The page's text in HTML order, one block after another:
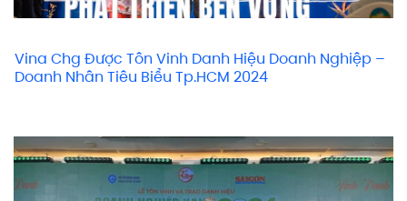
Vina Chg Được Tôn Vinh Danh Hiệu Doanh Nghiệp –
Doanh Nhân Tiêu Biểu Tp.HCM 2024